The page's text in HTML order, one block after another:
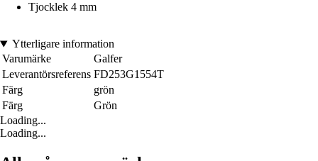
Tjocklek 4 mm
Ytterligare information
Varumärke
Galfer
Leverantörsreferens FD253G1554T
Färg
grön
Färg
Grön
Loading...
Loading...